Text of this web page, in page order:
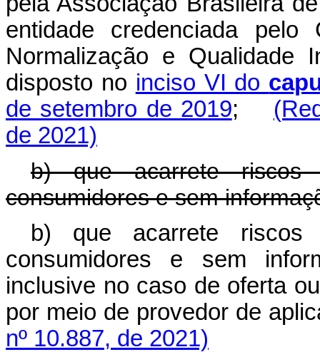
entidade credenciada pelo
Normalização e Qualidade
disposto no inciso VI do
de setembro de 2019;
de 2021)
b) que acarrete
consumidores e sem
b) que acarrete
consumidores e sem
inclusive no caso de oferta
por meio de provedor de
nº 10.887, de 2021)